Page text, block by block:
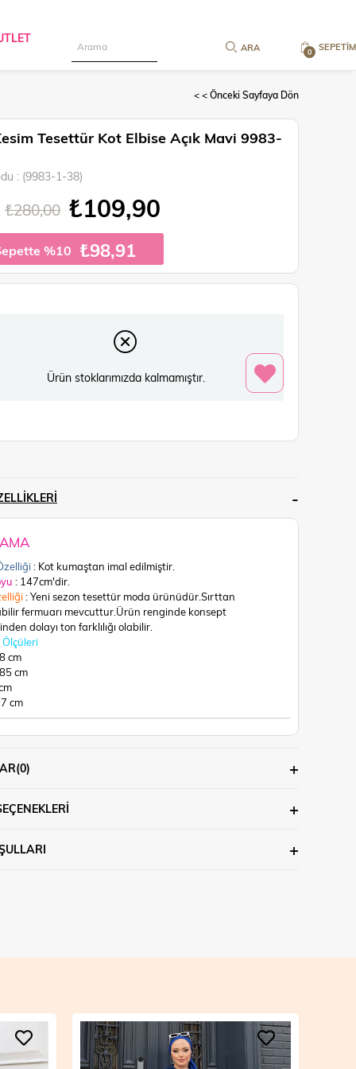
SEPETIM
0
< < Önceki Sayfaya Dön
Tesettür Kot Elbise Açık Mavi 9983-
(9983-1-38)
₺280,00 ₺109,90
%10 ₺98,91
Ürün stoklarımızda kalmamıştır.
: Kot kumaştan imal edilmiştir.
: 147cm'dir.
: Yeni sezon tesettür moda ürünüdür.Sırttan
fermuarı mevcuttur. Ürün renginde konsept
dolayı ton farklılığı olabilir.
cm
cm
cm
(0)